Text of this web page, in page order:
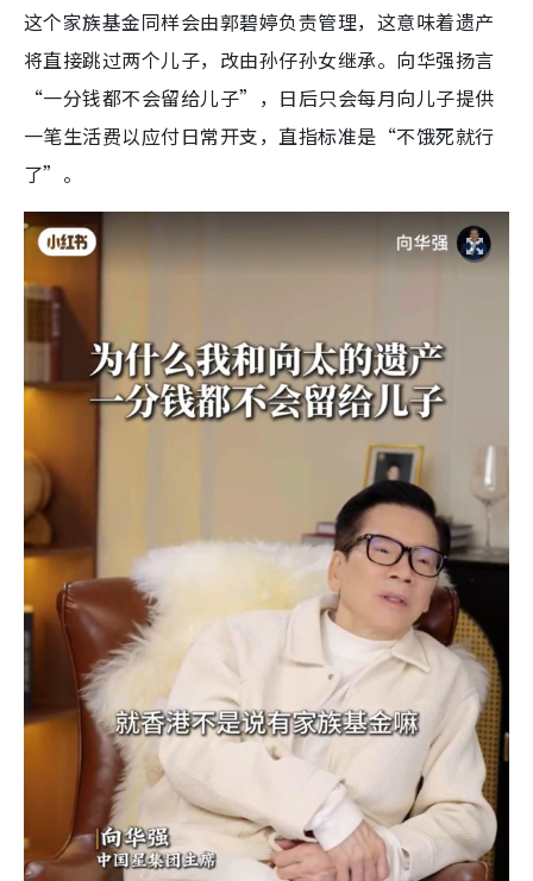
这个家族基金同样会由郭碧婷负责管理，这意味着遗产
将直接跳过两个儿子，改由孙仔孙女继承。向华强扬言
“一分钱都不会留给儿子”，日后只会每月向儿子提供
一笔生活费以应付日常开支，直指标准是“不饿死就行
了”。